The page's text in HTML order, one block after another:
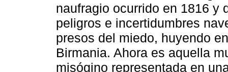
naufragio ocurrido en 1816 y
peligros e incertidumbres
presos del miedo, huyendo
Birmania. Ahora es aquella
misógino representada en